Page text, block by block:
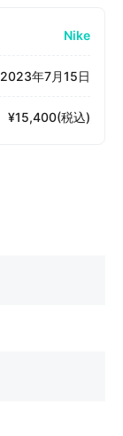
Nike
2023年7月15日
¥15,400(税込)